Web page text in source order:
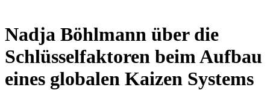
Nadja Böhlmann über die
Schlüsselfaktoren beim Aufbau
eines globalen Kaizen Systems